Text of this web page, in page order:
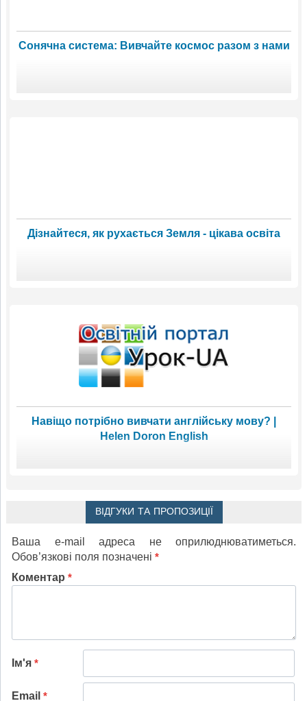
Сонячна система: Вивчайте космос разом з нами
Дізнайтеся, як рухається Земля - цікава освіта
Навіщо потрібно вивчати англійську мову? |
Helen Doron English
ВІДГУКИ ТА ПРОПОЗИЦІЇ
Ваша e-mail адреса не оприлюднюватиметься.
Обов’язкові поля позначені *
Коментар *
Ім'я *
Email *